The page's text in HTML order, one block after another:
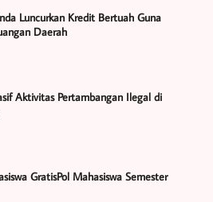
Luncurkan Kredit Bertuah Guna
Daerah
Aktivitas Pertambangan Ilegal di
GratisPol Mahasiswa Semester